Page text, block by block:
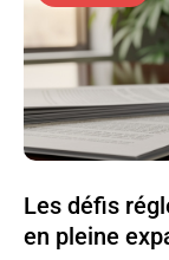
Les défis
en pleine